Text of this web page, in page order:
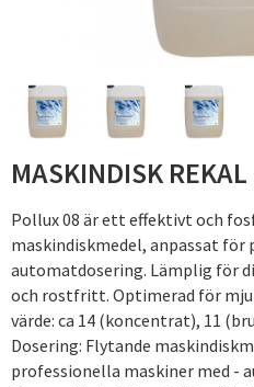
MASKINDISK
Pollux 08 är ett effektivt och
maskindiskmedel, anpassat
automatdosering. Lämplig för
och rostfritt. Optimerad för
värde: ca 14 (koncentrat), 11
Dosering: Flytande
professionella maskiner med -